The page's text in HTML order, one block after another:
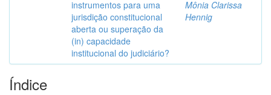
instrumentos para uma
jurisdição constitucional
aberta ou superação da
(in) capacidade
institucional do judiciário?
Mônia Clarissa
Hennig
Índice